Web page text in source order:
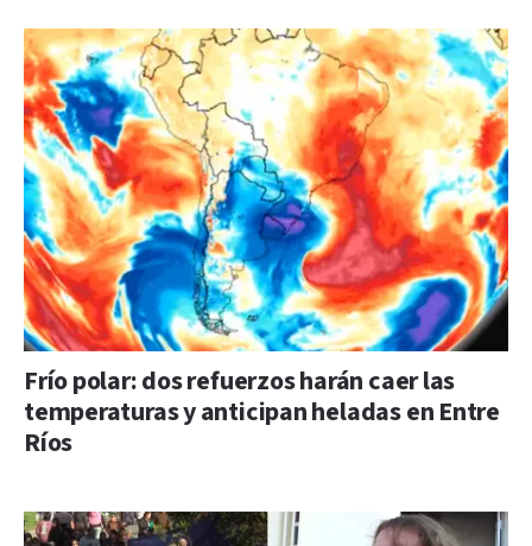
Frío polar: dos refuerzos harán caer las
temperaturas y anticipan heladas en Entre
Ríos